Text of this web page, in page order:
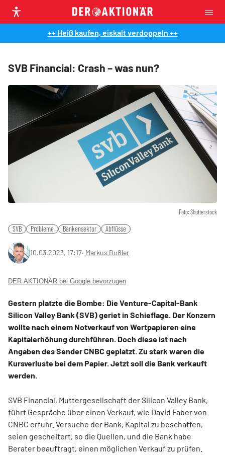
++ Heiß kaufen, eiskalt verdoppeln ++
SVB Financial: Crash – was nun?
Foto: Shutterstock
SVB Probleme Bankensektor Abflüsse
10.03.2023, 17:17‧ Markus Bußler
DER AKTIONÄR bei Google bevorzugen
Gestern platzte die Bombe: Die Venture-Capital-Bank
Silicon Valley Bank (SVB) geriet in Schieflage. Der Konzern
wollte nach einem Notverkauf von Wertpapieren eine
Kapitalerhöhung durchführen. Doch diese ist nach
Angaben des Sender CNBC geplatzt. Zu stark waren die
Kursverluste bei dem Papier. Jetzt soll die Bank verkauft
werden.
SVB Financial, Muttergesellschaft der Silicon Valley Bank,
führt Gespräche über einen Verkauf, wie David Faber von
CNBC erfuhr. Versuche der Bank, Kapital zu beschaffen,
seien gescheitert, so die Quellen, und die Bank habe
Berater beauftragt, einen möglichen Verkauf zu prüfen.